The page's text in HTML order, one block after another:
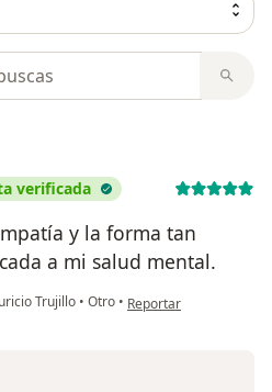
verificada
y la forma tan
a mi salud mental.
Trujillo • Otro • en opinión del usuario
Reportar